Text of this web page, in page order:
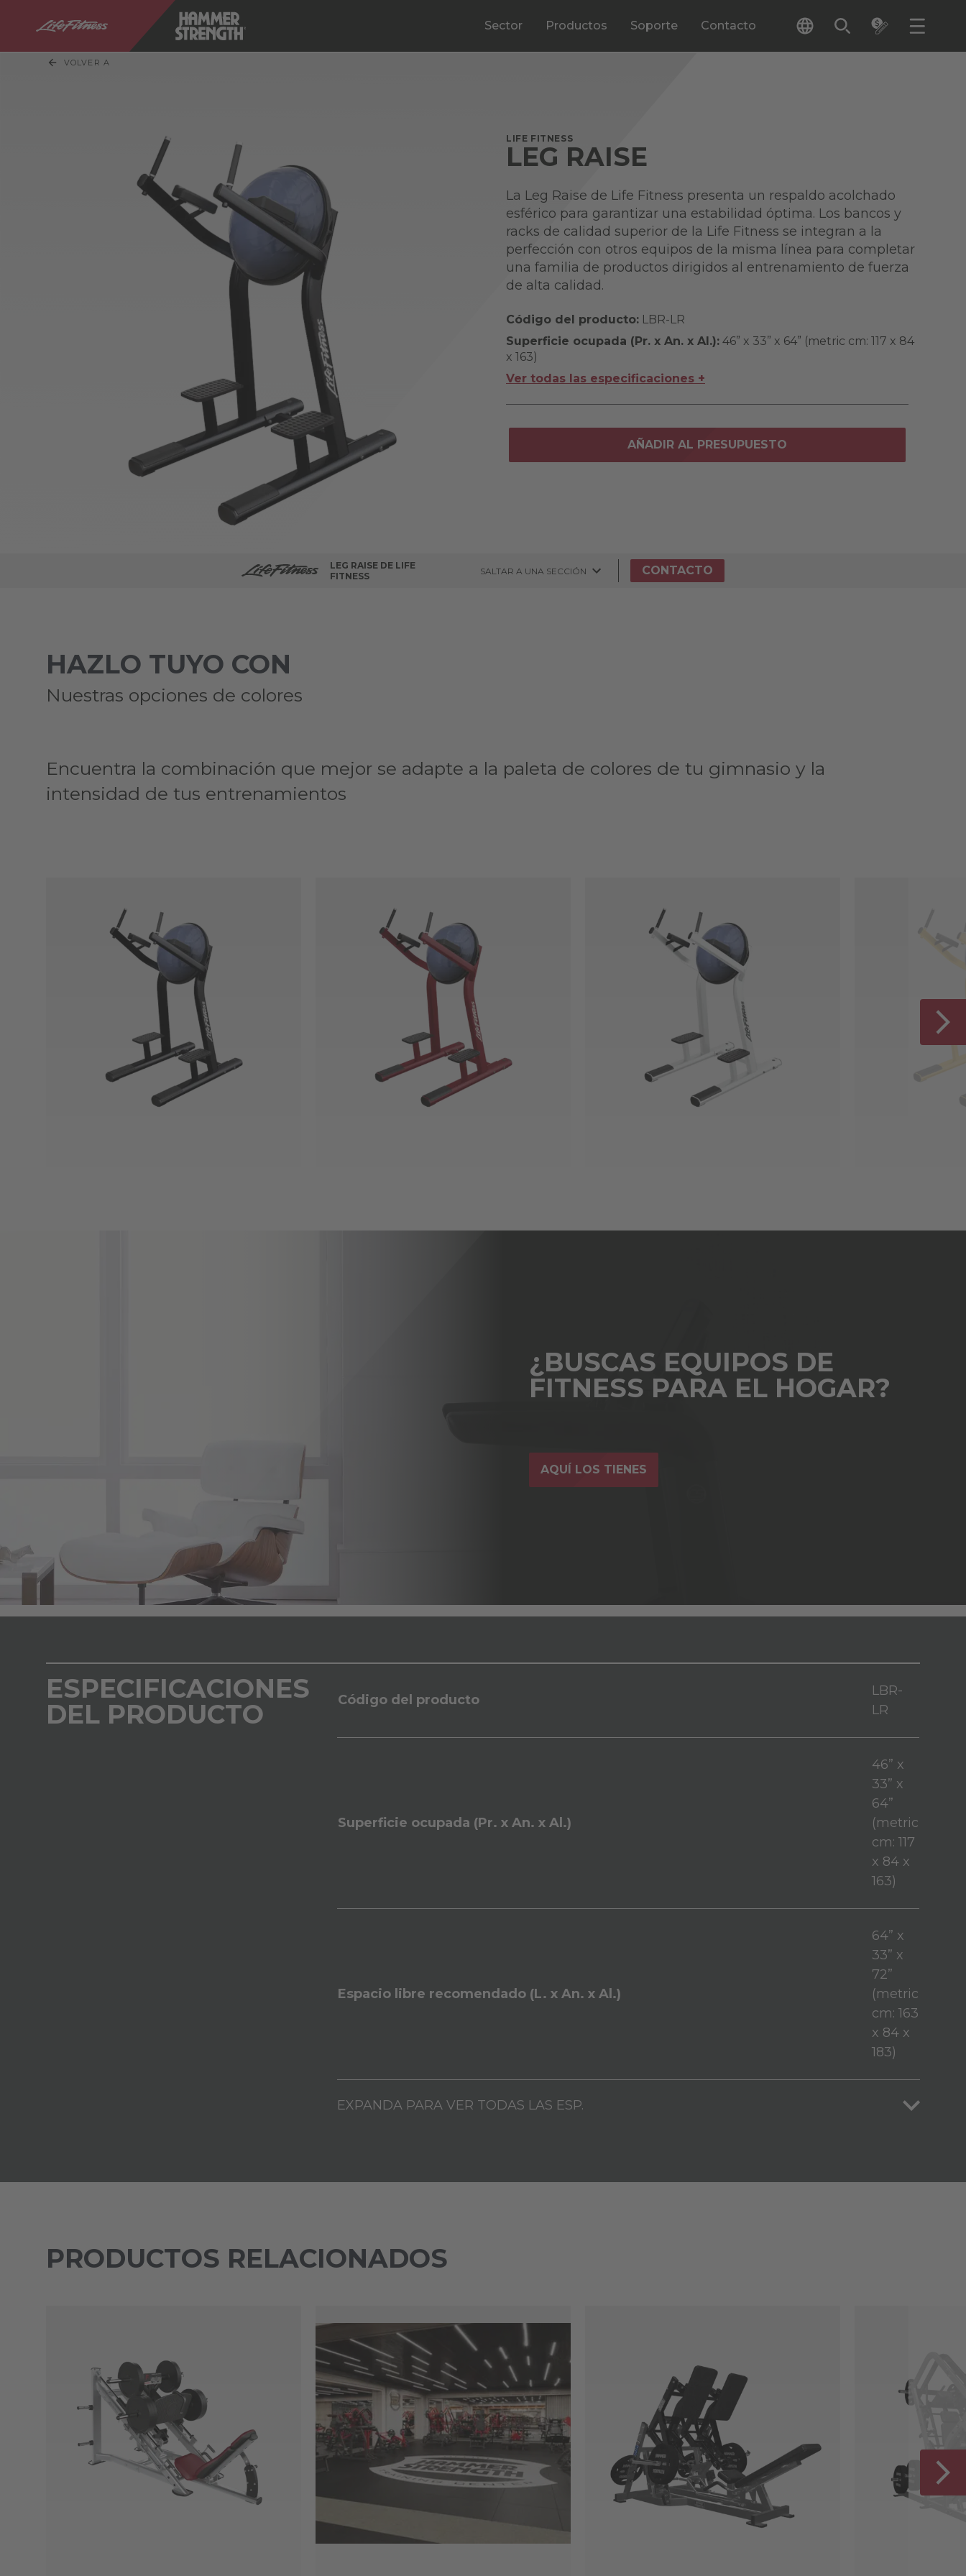
Sector Productos Soporte Contacto
VOLVER A
LIFE FITNESS
LEG RAISE
La Leg Raise de Life Fitness presenta un respaldo acolchado
esférico para garantizar una estabilidad óptima. Los bancos y
racks de calidad superior de la Life Fitness se integran a la
perfección con otros equipos de la misma línea para completar
una familia de productos dirigidos al entrenamiento de fuerza
de alta calidad.
Código del producto: LBR-LR
Superficie ocupada (Pr. x An. x Al.): 46” x 33” x 64” (metric cm: 117 x 84
x 163)
Ver todas las especificaciones +
AÑADIR AL PRESUPUESTO
LEG RAISE DE LIFE
FITNESS
SALTAR A UNA SECCIÓN CONTACTO
HAZLO TUYO CON
Nuestras opciones de colores
Encuentra la combinación que mejor se adapte a la paleta de colores de tu gimnasio y la
intensidad de tus entrenamientos
¿BUSCAS EQUIPOS DE
FITNESS PARA EL HOGAR?
AQUÍ LOS TIENES
ESPECIFICACIONES
DEL PRODUCTO
Código del producto
LBR-
LR
Superficie ocupada (Pr. x An. x Al.)
46” x
33” x
64”
(metric
cm: 117
x 84 x
163)
Espacio libre recomendado (L. x An. x Al.)
64” x
33” x
72”
(metric
cm: 163
x 84 x
183)
EXPANDA PARA VER TODAS LAS ESP.
PRODUCTOS RELACIONADOS